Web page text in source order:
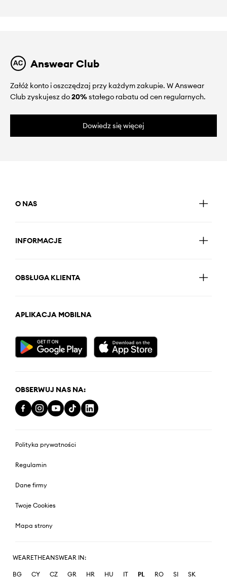
Answear Club
Załóż konto i oszczędzaj przy każdym zakupie. W Answear
Club zyskujesz do20%stałego rabatu od cen regularnych.
Dowiedz się więcej
O NAS
INFORMACJE
OBSŁUGA KLIENTA
APLIKACJA MOBILNA
OBSERWUJ NAS NA:
Polityka prywatności
Regulamin
Dane firmy
Twoje Cookies
Mapa strony
WEARETHEANSWEAR IN:
BG CY CZ GR HR HU IT PL RO SI SK